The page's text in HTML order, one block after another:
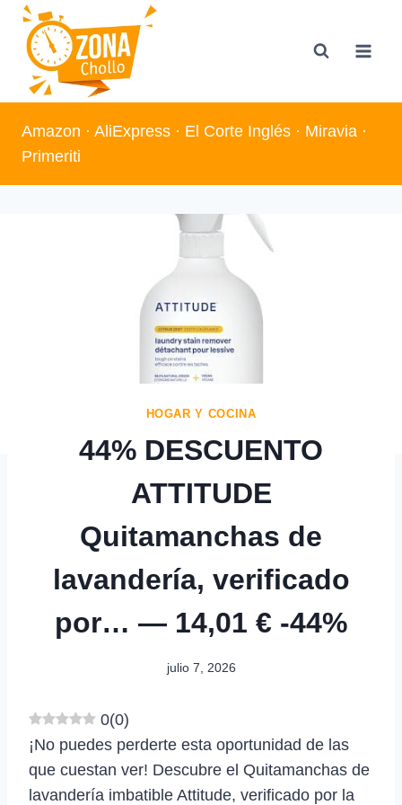
Saltar
contenido
Amazon · AliExpress · El Corte Inglés · Miravia ·
Primeriti
HOGAR Y COCINA
44% DESCUENTO
ATTITUDE
Quitamanchas de
lavandería, verificado
por… — 14,01 € -44%
julio 7, 2026
0(0)
¡No puedes perderte esta oportunidad de las
que cuestan ver! Descubre el Quitamanchas de
lavandería imbatible Attitude, verificado por la